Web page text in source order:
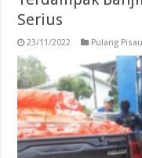
Serius
23/11/2022 Pulang